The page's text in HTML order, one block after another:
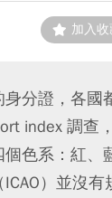
加入收
分證，各國
index 調查
色系：紅、
）並沒